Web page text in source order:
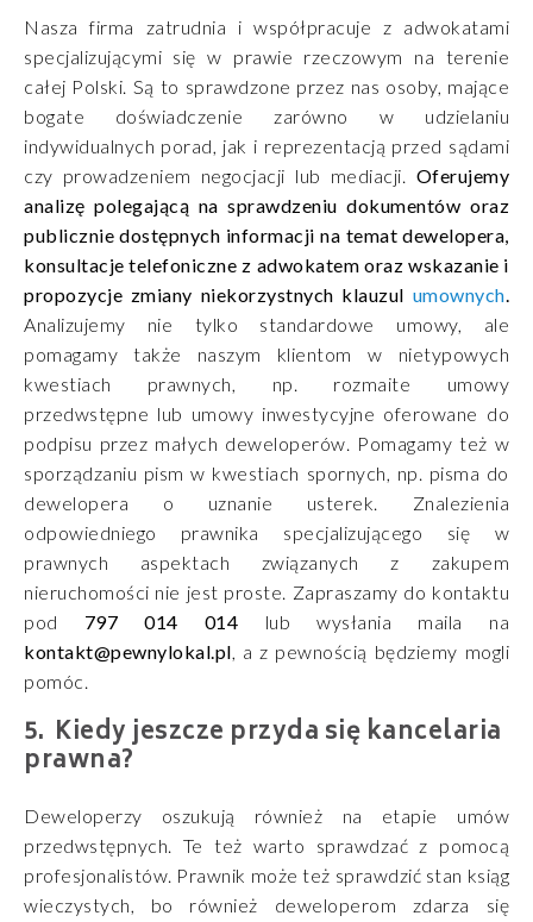
Nasza firma zatrudnia i współpracuje z adwokatami
specjalizującymi się w prawie rzeczowym na terenie
całej Polski. Są to sprawdzone przez nas osoby, mające
bogate doświadczenie zarówno w udzielaniu
indywidualnych porad, jak i reprezentacją przed sądami
czy prowadzeniem negocjacji lub mediacji. Oferujemy
analizę polegającą na sprawdzeniu dokumentów oraz
publicznie dostępnych informacji na temat dewelopera,
konsultacje telefoniczne z adwokatem oraz wskazanie i
propozycje zmiany niekorzystnych klauzul umownych.
Analizujemy nie tylko standardowe umowy, ale
pomagamy także naszym klientom w nietypowych
kwestiach prawnych, np. rozmaite umowy
przedwstępne lub umowy inwestycyjne oferowane do
podpisu przez małych deweloperów. Pomagamy też w
sporządzaniu pism w kwestiach spornych, np. pisma do
dewelopera o uznanie usterek. Znalezienia
odpowiedniego prawnika specjalizującego się w
prawnych aspektach związanych z zakupem
nieruchomości nie jest proste. Zapraszamy do kontaktu
pod 797 014 014 lub wysłania maila na
kontakt@pewnylokal.pl, a z pewnością będziemy mogli
pomóc.
Kiedy jeszcze przyda się kancelaria
prawna?
Deweloperzy oszukują również na etapie umów
przedwstępnych. Te też warto sprawdzać z pomocą
profesjonalistów. Prawnik może też sprawdzić stan ksiąg
wieczystych, bo również deweloperom zdarza się